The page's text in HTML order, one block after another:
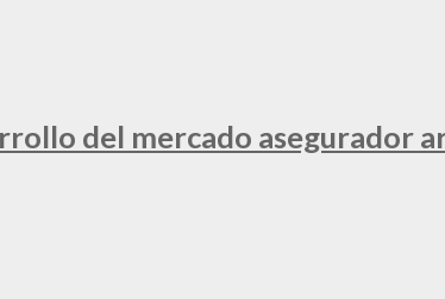
del mercado asegurador